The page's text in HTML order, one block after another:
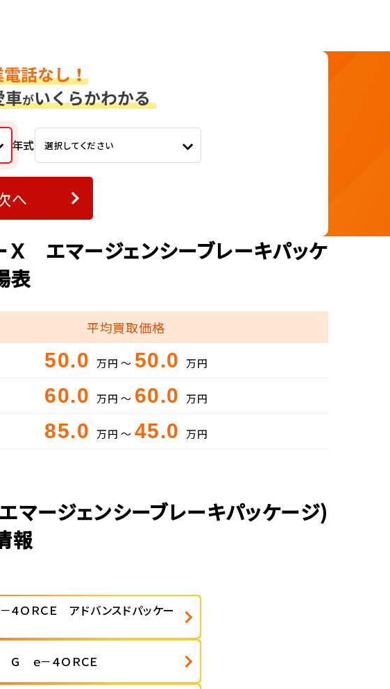
年式 選択してください
へ
エマージェンシーブレーキパッケ
表
平均買取価格
50.0 万円 ～ 50.0 万円
60.0 万円 ～ 60.0 万円
85.0 万円 ～ 45.0 万円
ージェンシーブレーキパッケージ)
報
４ＯＲＣＥ アドバンスドパッケー
Ｇ ｅ－４ＯＲＣＥ